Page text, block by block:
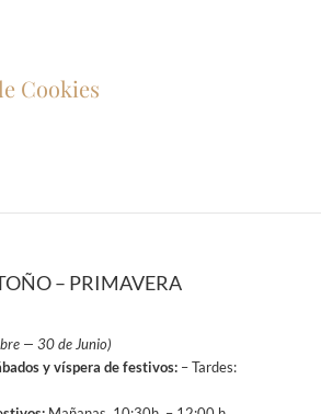
Cookies
– PRIMAVERA
— 30 de Junio)
y víspera de festivos: – Tardes: